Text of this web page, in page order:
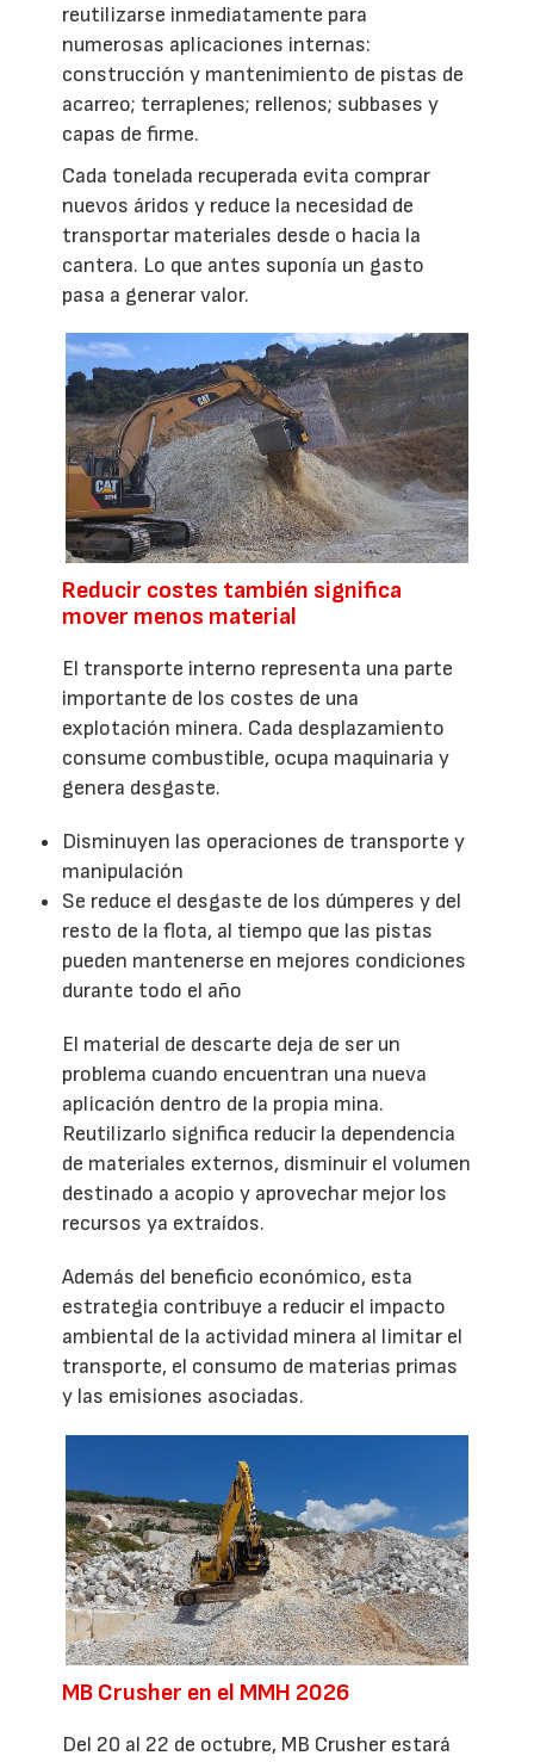
reutilizarse inmediatamente para
numerosas aplicaciones internas:
construcción y mantenimiento de pistas de
acarreo; terraplenes; rellenos; subbases y
capas de firme.
Cada tonelada recuperada evita comprar
nuevos áridos y reduce la necesidad de
transportar materiales desde o hacia la
cantera. Lo que antes suponía un gasto
pasa a generar valor.
Reducir costes también significa
mover menos material
El transporte interno representa una parte
importante de los costes de una
explotación minera. Cada desplazamiento
consume combustible, ocupa maquinaria y
genera desgaste.
Disminuyen las operaciones de transporte y
manipulación
Se reduce el desgaste de los dúmperes y del
resto de la flota, al tiempo que las pistas
pueden mantenerse en mejores condiciones
durante todo el año
El material de descarte deja de ser un
problema cuando encuentran una nueva
aplicación dentro de la propia mina.
Reutilizarlo significa reducir la dependencia
de materiales externos, disminuir el volumen
destinado a acopio y aprovechar mejor los
recursos ya extraídos.
Además del beneficio económico, esta
estrategia contribuye a reducir el impacto
ambiental de la actividad minera al limitar el
transporte, el consumo de materias primas
y las emisiones asociadas.
MB Crusher en el MMH 2026
Del 20 al 22 de octubre, MB Crusher estará